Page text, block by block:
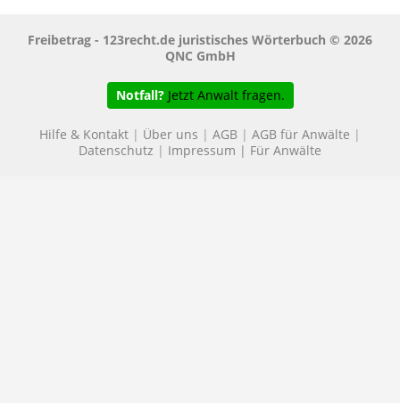
Freibetrag - 123recht.de juristisches Wörterbuch © 2026
QNC GmbH
Notfall? Jetzt Anwalt fragen.
Hilfe & Kontakt | Über uns | AGB | AGB für Anwälte |
Datenschutz | Impressum | Für Anwälte